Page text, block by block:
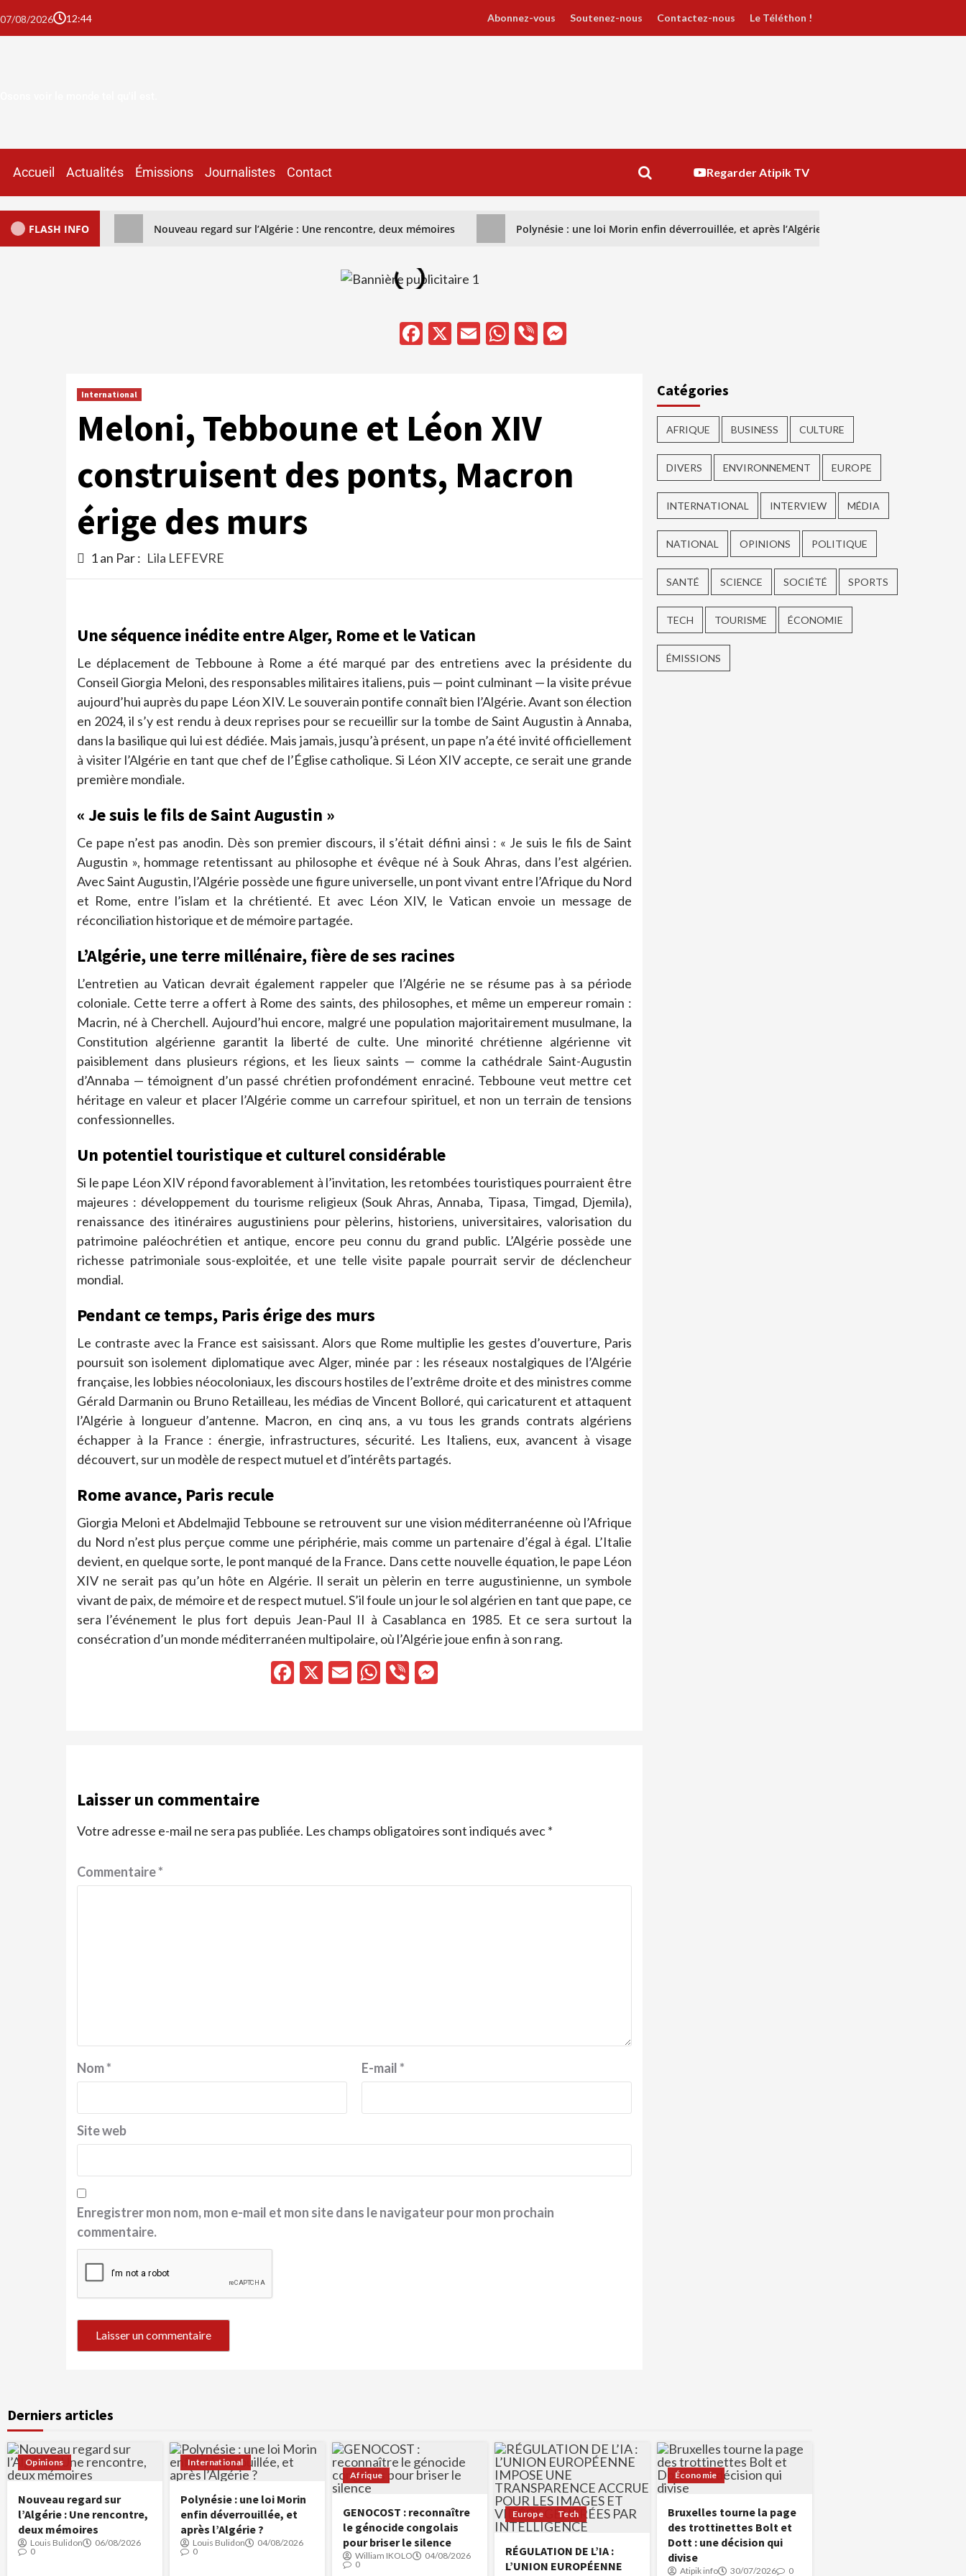
07/08/2026 12:44 Abonnez-vous Soutenez-nous Contactez-nous Le Téléthon !
Accueil Actualités Émissions Journalistes Contact Regarder Atipik TV
FLASH INFO Nouveau regard sur l’Algérie : Une rencontre, deux mémoires Polynésie : une loi Morin enfin déverrouillée, et après l’Algérie ?
Facebook
X EmailWhatsApp
Viber
International
Meloni, Tebboune et Léon XIV
construisent des ponts, Macron
érige des murs
1 an Par : Lila LEFEVRE
Une séquence inédite entre Alger, Rome et le Vatican
Le déplacement de Tebboune à Rome a été marqué par des entretiens avec la présidente du
Conseil Giorgia Meloni, des responsables militaires italiens, puis — point culminant — la visite prévue
aujourd’hui auprès du pape Léon XIV. Le souverain pontife connaît bien l’Algérie. Avant son élection
en 2024, il s’y est rendu à deux reprises pour se recueillir sur la tombe de Saint Augustin à Annaba,
dans la basilique qui lui est dédiée. Mais jamais, jusqu’à présent, un pape n’a été invité officiellement
à visiter l’Algérie en tant que chef de l’Église catholique. Si Léon XIV accepte, ce serait une grande
première mondiale.
« Je suis le fils de Saint Augustin »
Ce pape n’est pas anodin. Dès son premier discours, il s’était défini ainsi : « Je suis le fils de Saint
Augustin », hommage retentissant au philosophe et évêque né à Souk Ahras, dans l’est algérien.
Avec Saint Augustin, l’Algérie possède une figure universelle, un pont vivant entre l’Afrique du Nord
et Rome, entre l’islam et la chrétienté. Et avec Léon XIV, le Vatican envoie un message de
réconciliation historique et de mémoire partagée.
L’Algérie, une terre millénaire, fière de ses racines
L’entretien au Vatican devrait également rappeler que l’Algérie ne se résume pas à sa période
coloniale. Cette terre a offert à Rome des saints, des philosophes, et même un empereur romain :
Macrin, né à Cherchell. Aujourd’hui encore, malgré une population majoritairement musulmane, la
Constitution algérienne garantit la liberté de culte. Une minorité chrétienne algérienne vit
paisiblement dans plusieurs régions, et les lieux saints — comme la cathédrale Saint-Augustin
d’Annaba — témoignent d’un passé chrétien profondément enraciné. Tebboune veut mettre cet
héritage en valeur et placer l’Algérie comme un carrefour spirituel, et non un terrain de tensions
confessionnelles.
Un potentiel touristique et culturel considérable
Si le pape Léon XIV répond favorablement à l’invitation, les retombées touristiques pourraient être
majeures : développement du tourisme religieux (Souk Ahras, Annaba, Tipasa, Timgad, Djemila),
renaissance des itinéraires augustiniens pour pèlerins, historiens, universitaires, valorisation du
patrimoine paléochrétien et antique, encore peu connu du grand public. L’Algérie possède une
richesse patrimoniale sous-exploitée, et une telle visite papale pourrait servir de déclencheur
mondial.
Pendant ce temps, Paris érige des murs
Le contraste avec la France est saisissant. Alors que Rome multiplie les gestes d’ouverture, Paris
poursuit son isolement diplomatique avec Alger, minée par : les réseaux nostalgiques de l’Algérie
française, les lobbies néocoloniaux, les discours hostiles de l’extrême droite et des ministres comme
Gérald Darmanin ou Bruno Retailleau, les médias de Vincent Bolloré, qui caricaturent et attaquent
l’Algérie à longueur d’antenne. Macron, en cinq ans, a vu tous les grands contrats algériens
échapper à la France : énergie, infrastructures, sécurité. Les Italiens, eux, avancent à visage
découvert, sur un modèle de respect mutuel et d’intérêts partagés.
Rome avance, Paris recule
Giorgia Meloni et Abdelmajid Tebboune se retrouvent sur une vision méditerranéenne où l’Afrique
du Nord n’est plus perçue comme une périphérie, mais comme un partenaire d’égal à égal. L’Italie
devient, en quelque sorte, le pont manqué de la France. Dans cette nouvelle équation, le pape Léon
XIV ne serait pas qu’un hôte en Algérie. Il serait un pèlerin en terre augustinienne, un symbole
vivant de paix, de mémoire et de respect mutuel. S’il foule un jour le sol algérien en tant que pape, ce
sera l’événement le plus fort depuis Jean-Paul II à Casablanca en 1985. Et ce sera surtout la
consécration d’un monde méditerranéen multipolaire, où l’Algérie joue enfin à son rang.
Facebook
X EmailWhatsApp
Viber
Laisser un commentaire
Votre adresse e-mail ne sera pas publiée. Les champs obligatoires sont indiqués avec*
Commentaire*
Nom* E-mail*
Site web
Enregistrer mon nom, mon e-mail et mon site dans le navigateur pour mon prochain
commentaire.
Catégories
AFRIQUE BUSINESS CULTURE
DIVERS ENVIRONNEMENT EUROPE
INTERNATIONAL INTERVIEW MÉDIA
NATIONAL OPINIONS POLITIQUE
SANTÉ SCIENCE SOCIÉTÉ SPORTS
TECH TOURISME ÉCONOMIE
ÉMISSIONS
Derniers articles
Opinions
Nouveau regard sur
l’Algérie : Une rencontre,
deux mémoires
Louis Bulidon
06/08/2026
0
International
Polynésie : une loi Morin
enfin déverrouillée, et
après l’Algérie ?
Louis Bulidon
04/08/2026
0
Afrique
GENOCOST : reconnaître
le génocide congolais
pour briser le silence
William IKOLO
04/08/2026
0
Europe Tech
RÉGULATION DE L’IA :
L’UNION EUROPÉENNE
Économie
Bruxelles tourne la page
des trottinettes Bolt et
Dott : une décision qui
divise
Atipik info 30/07/2026 0